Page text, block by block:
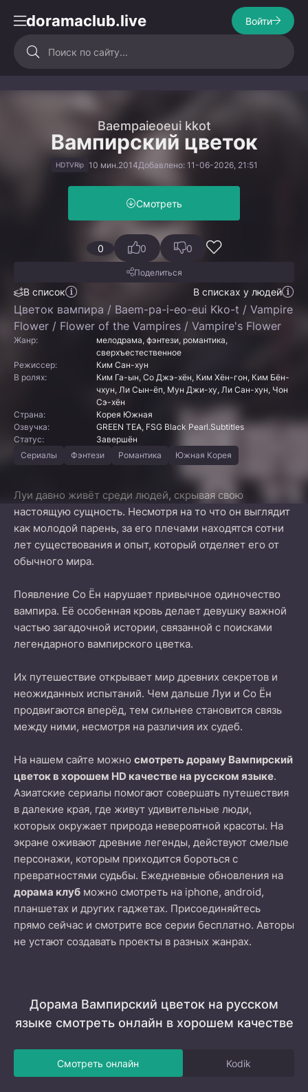
doramaclub.live Войти
Baempaieoeui kkot
Вампирский цветок
HDTVRip 10 мин.2014Добавлено: 11-06-2026, 21:51
Смотреть
0
В список В списках у людей
0 0
Поделиться
Цветок вампира / Baem-pa-i-eo-eui Kko-t / Vampire
Flower / Flower of the Vampires / Vampire's Flower
Жанр:
мелодрама, фэнтези, романтика,
сверхъестественное
Режиссер:
Ким Сан-хун
В ролях:
Ким Га-ын, Со Джэ-хён, Ким Хён-гон, Ким Бён-
чхун, Ли Сын-ёп, Мун Джи-ху, Ли Сан-хун, Чон
Сэ-хён
Страна:
Корея Южная
Озвучка:
GREEN TEA, FSG Black Pearl.Subtitles
Статус:
Завершён
Сериалы
Фэнтези Романтика Южная Корея
Луи давно живёт среди людей, скрывая свою
настоящую сущность. Несмотря на то что он выглядит
как молодой парень, за его плечами находятся сотни
лет существования и опыт, который отделяет его от
обычного мира.
Появление Со Ён нарушает привычное одиночество
вампира. Её особенная кровь делает девушку важной
частью загадочной истории, связанной с поисками
легендарного вампирского цветка.
Их путешествие открывает мир древних секретов и
неожиданных испытаний. Чем дальше Луи и Со Ён
продвигаются вперёд, тем сильнее становится связь
между ними, несмотря на различия их судеб.
На нашем сайте можно смотреть дораму Вампирский
цветок в хорошем HD качестве на русском языке.
Азиатские сериалы помогают совершать путешествия
в далекие края, где живут удивительные люди,
которых окружает природа невероятной красоты. На
экране оживают древние легенды, действуют смелые
персонажи, которым приходится бороться с
превратностями судьбы. Ежедневные обновления на
дорама клуб можно смотреть на iphone, android,
планшетах и других гаджетах. Присоединяйтесь
прямо сейчас и смотрите все серии бесплатно. Авторы
не устают создавать проекты в разных жанрах.
Дорама Вампирский цветок на русском
языке смотреть онлайн в хорошем качестве
Смотреть онлайн Kodik